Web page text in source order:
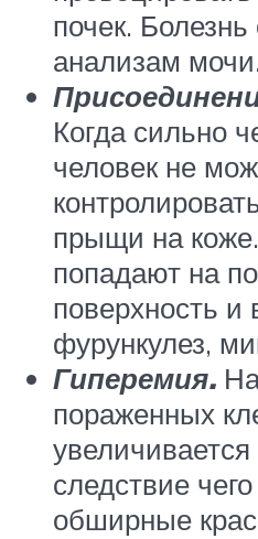
почек.
анализам мочи.
Когда сильно
человек не
прыщи на
попадают на
поверхность
фурункулез,
Гиперемия.
пораженных
следствие
обширные